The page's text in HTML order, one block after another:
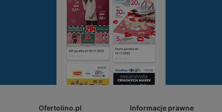
Ofertolino.pl Informacje prawne